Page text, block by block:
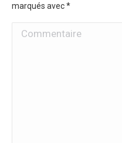
marqués avec*
Commentaire